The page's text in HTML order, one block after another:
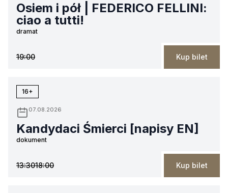
Osiem i pół | FEDERICO FELLINI:
ciao a tutti!
dramat
19:00 Kup bilet
16+
07.08.2026
Kandydaci Śmierci [napisy EN]
dokument
13:3018:00 Kup bilet